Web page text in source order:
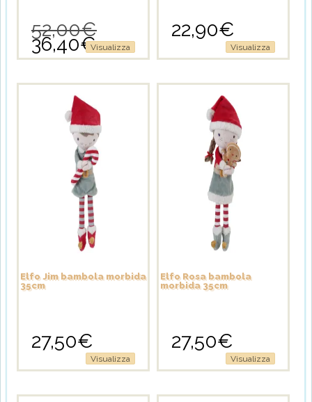
52,00€Il
prezzo
originale
52,00€.
36,40€Il
prezzo
è:
Visualizza
22,90€
Visualizza
Elfo Jim bambola morbida
35cm
27,50€
Visualizza
Elfo Rosa bambola
morbida 35cm
27,50€
Visualizza